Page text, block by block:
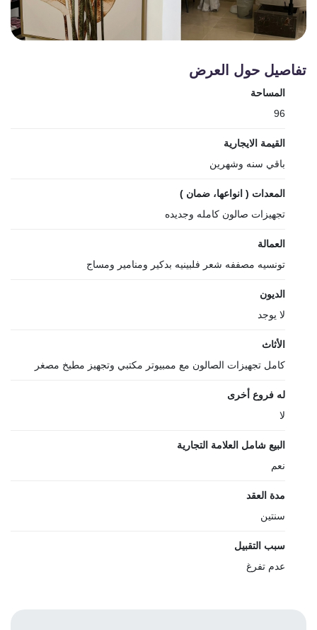
تفاصيل حول العرض
المساحة
96
القيمة الايجارية
باقي سنه وشهرين
المعدات ( انواعها، ضمان )
تجهيزات صالون كامله وجديده
العمالة
تونسيه مصففه شعر فلبينيه بدكير ومنامير ومساج
الديون
لا يوجد
الأثاث
كامل تجهيزات الصالون مع ممبيوتر مكتبي وتجهيز مطبخ مصغر
له فروع أخرى
لا
البيع شامل العلامة التجارية
نعم
مدة العقد
سنتين
سبب التقبيل
عدم تفرغ